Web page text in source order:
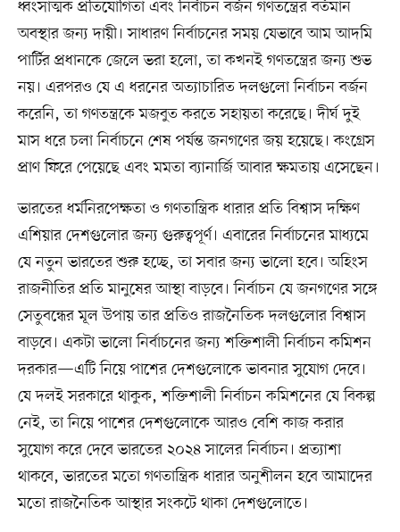
ধ্বংসাত্মক প্রতিযোগিতা এবং নির্বাচন বর্জন গণতন্ত্রের বর্তমান
অবস্থার জন্য দায়ী। সাধারণ নির্বাচনের সময় যেভাবে আম আদমি
পার্টির প্রধানকে জেলে ভরা হলো, তা কখনই গণতন্ত্রের জন্য শুভ
নয়। এরপরও যে এ ধরনের অত্যাচারিত দলগুলো নির্বাচন বর্জন
করেনি, তা গণতন্ত্রকে মজবুত করতে সহায়তা করেছে। দীর্ঘ দুই
মাস ধরে চলা নির্বাচনে শেষ পর্যন্ত জনগণের জয় হয়েছে। কংগ্রেস
প্রাণ ফিরে পেয়েছে এবং মমতা ব্যানার্জি আবার ক্ষমতায় এসেছেন।
ভারতের ধর্মনিরপেক্ষতা ও গণতান্ত্রিক ধারার প্রতি বিশ্বাস দক্ষিণ
এশিয়ার দেশগুলোর জন্য গুরুত্বপূর্ণ। এবারের নির্বাচনের মাধ্যমে
যে নতুন ভারতের শুরু হচ্ছে, তা সবার জন্য ভালো হবে। অহিংস
রাজনীতির প্রতি মানুষের আস্থা বাড়বে। নির্বাচন যে জনগণের সঙ্গে
সেতুবন্ধের মূল উপায় তার প্রতিও রাজনৈতিক দলগুলোর বিশ্বাস
বাড়বে। একটা ভালো নির্বাচনের জন্য শক্তিশালী নির্বাচন কমিশন
দরকার—এটি নিয়ে পাশের দেশগুলোকে ভাবনার সুযোগ দেবে।
যে দলই সরকারে থাকুক, শক্তিশালী নির্বাচন কমিশনের যে বিকল্প
নেই, তা নিয়ে পাশের দেশগুলোকে আরও বেশি কাজ করার
সুযোগ করে দেবে ভারতের ২০২৪ সালের নির্বাচন। প্রত্যাশা
থাকবে, ভারতের মতো গণতান্ত্রিক ধারার অনুশীলন হবে আমাদের
মতো রাজনৈতিক আস্থার সংকটে থাকা দেশগুলোতে।